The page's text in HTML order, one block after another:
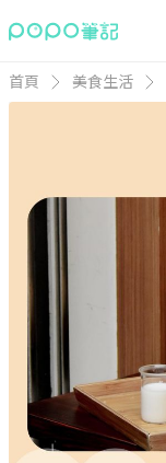
首頁 美食生活